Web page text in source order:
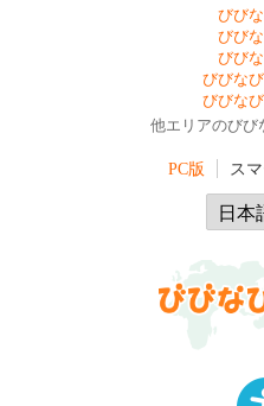
びび
びび
びび
びびな
びびな
他エリアのびび
PC版 ス